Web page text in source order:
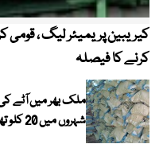
کرنے کا فیصلہ
ملک بھر میں آٹے
شہروں میں 20 کلو تھیلا 100 روپے تک مہنگا